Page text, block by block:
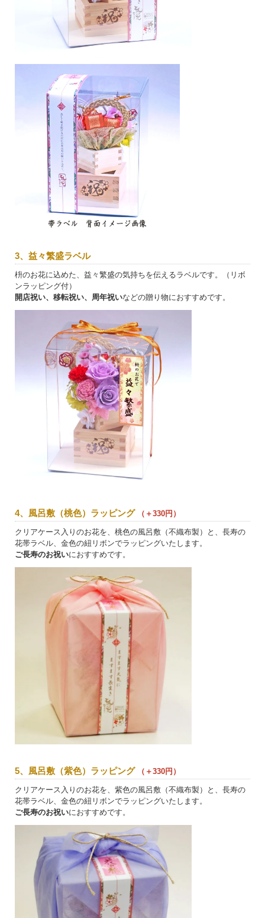
3、益々繁盛ラベル
枡のお花に込めた、益々繁盛の気持ちを伝えるラベルです。（リボ
ンラッピング付）
開店祝い、移転祝い、周年祝いなどの贈り物におすすめです。
4、風呂敷（桃色）ラッピング （＋330円）
クリアケース入りのお花を、桃色の風呂敷（不織布製）と、長寿の
花帯ラベル、金色の紐リボンでラッピングいたします。
ご長寿のお祝いにおすすめです。
5、風呂敷（紫色）ラッピング （＋330円）
クリアケース入りのお花を、紫色の風呂敷（不織布製）と、長寿の
花帯ラベル、金色の紐リボンでラッピングいたします。
ご長寿のお祝いにおすすめです。